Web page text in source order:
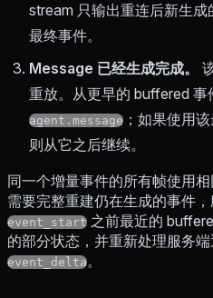
stream 只输出重连后新生
最终事件。
Message 已经生成完成。
重放。从更早的 buffered
agent.message ；如果使用
则从它之后继续。
同一个增量事件的所有帧使用
需要完整重建仍在生成的事件
event_start 之前最近的
的部分状态，并重新处理服务
event_delta。